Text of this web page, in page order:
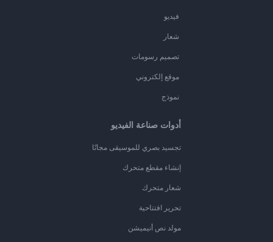
فيديو
شعار
تصميم رسومات
موقع إلكتروني
نموذج
أدوات صناعة الفيديو
تجسيد بصري للموسيقى مجانًا
إنشاء مقطع متحرك
شعار متحرك
تحرير افتتاحية
مولد نص أنيميشن